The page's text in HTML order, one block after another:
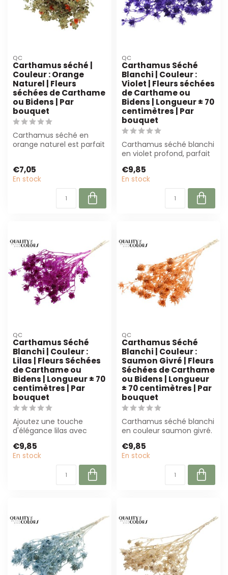
QC
Carthamus séché |
Couleur : Orange
Naturel | Fleurs
séchées de Carthame
ou Bidens | Par
bouquet
Carthamus séché en
orange naturel est parfait
€7,05
En stock
QC
Carthamus Séché
Blanchi | Couleur :
Violet | Fleurs séchées
de Carthame ou
Bidens | Longueur ± 70
centimètres | Par
bouquet
Carthamus séché blanchi
en violet profond, parfait
Sout...
€9,85
En stock
QC
Carthamus Séché
Blanchi | Couleur :
Lilas | Fleurs Séchées
de Carthame ou
Bidens | Longueur ± 70
centimètres | Par
bouquet
Ajoutez une touche
d'élégance lilas avec
Parfait pour les...
€9,85
En stock
QC
Carthamus Séché
Blanchi | Couleur :
Saumon Givré | Fleurs
Séchées de Carthame
ou Bidens | Longueur
± 70 centimètres | Par
bouquet
Carthamus séché blanchi
en couleur saumon givré.
et ...
€9,85
En stock